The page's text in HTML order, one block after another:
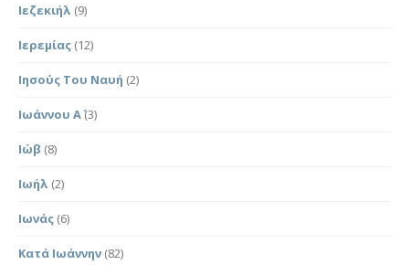
Ιεζεκιήλ (9)
Ιερεμίας (12)
Ιησούς Του Ναυή (2)
Ιωάννου Α΄(3)
Ιώβ (8)
Ιωήλ (2)
Ιωνάς (6)
Κατά Ιωάννην (82)